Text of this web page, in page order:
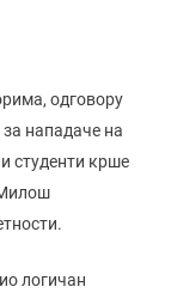
одговору
нападаче на
студенти крше
логичан